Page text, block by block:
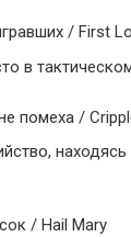
/ First
в
помеха /
/ Hail Mary